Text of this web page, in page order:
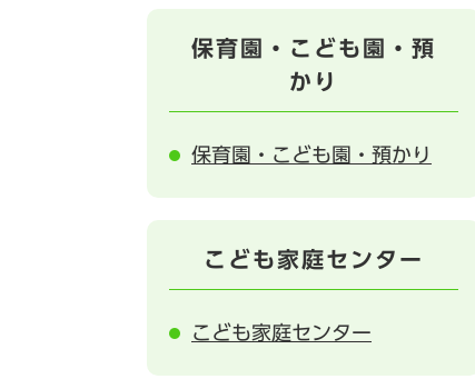
保育園・こども園・預
かり
保育園・こども園・預かり
こども家庭センター
こども家庭センター